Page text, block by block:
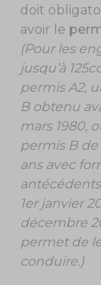
doit
avoir le
(Pour les
jusqu’à
permis A2,
B obtenu
mars 1980,
permis B
ans avec
1er janvier
décembre
permet de
conduire.)